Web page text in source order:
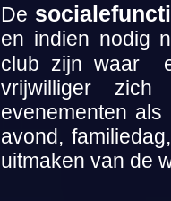
De sociale
en indien nodig
club zijn waar
vrijwilliger
evenementen als
avond,
uitmaken van de